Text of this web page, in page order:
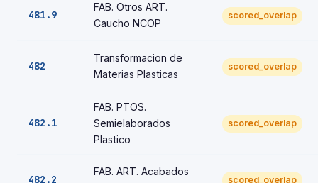
481.9
FAB. Otros ART.
Caucho NCOP
scored_overlap
482
Transformacion de
Materias Plasticas
scored_overlap
482.1
FAB. PTOS.
Semielaborados
Plastico
scored_overlap
482.2
FAB. ART. Acabados
scored_overlap